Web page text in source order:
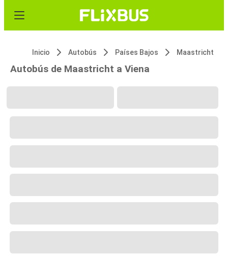
Inicio Autobús Países Bajos Maastricht
Autobús de Maastricht a Viena